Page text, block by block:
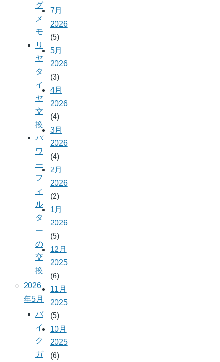
グ
メ
モ
リ
ヤ
タ
イ
ヤ
交
換
パ
ワ
ー
フ
ィ
ル
タ
ー
の
交
換
2026
年5月
バ
イ
ク
ガ
7月
2026
(5)
5月
2026
(3)
4月
2026
(4)
3月
2026
(4)
2月
2026
(2)
1月
2026
(5)
12月
2025
(6)
11月
2025
(5)
10月
2025
(6)